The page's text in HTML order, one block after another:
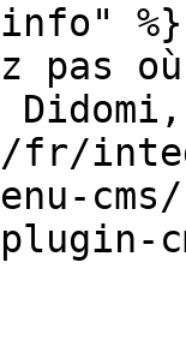
%}
pas
fr/